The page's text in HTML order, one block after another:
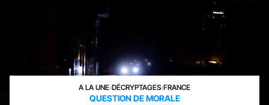
A LA UNE›DÉCRYPTAGES›FRANCE
QUESTION DE MORALE